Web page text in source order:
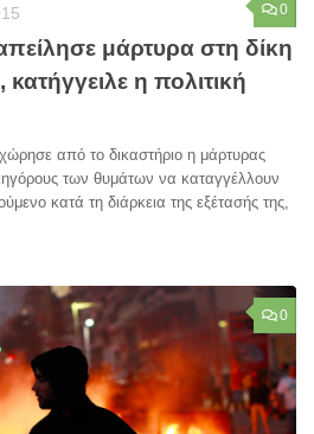
0
μάρτυρα στη δίκη
η πολιτική
από το δικαστήριο η μάρτυρας
των θυμάτων να καταγγέλλουν
κατά τη διάρκεια της εξέτασής της,
0